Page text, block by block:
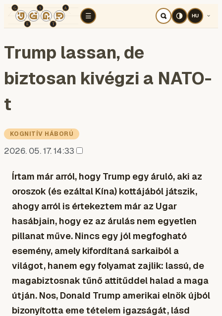
☰
TÉR KOGNITÍV HÁBORÚ
HU
Trump lassan, de
biztosan kivégzi a NATO-
t
KOGNITÍV HÁBORÚ
2026. 05. 17. 14:33
Írtam már arról, hogy Trump egy áruló, aki az
oroszok (és ezáltal Kína) kottájából játszik,
ahogy arról is értekeztem már az Ugar
hasábjain, hogy ez az árulás nem egyetlen
pillanat műve. Nincs egy jól megfogható
esemény, amely kifordítaná sarkaiból a
világot, hanem egy folyamat zajlik: lassú, de
magabiztosnak tűnő attitűddel halad a maga
útján. Nos, Donald Trump amerikai elnök újból
bizonyította eme tételem igazságát, lásd